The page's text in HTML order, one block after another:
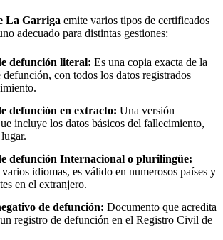
La Garriga emite varios tipos de certificados
adecuado para distintas gestiones:
defunción literal: Es una copia exacta de la
con todos los datos registrados
defunción en extracto: Una versión
incluye los datos básicos del fallecimiento,
defunción Internacional o plurilingüe:
idiomas, es válido en numerosos países y
en el extranjero.
de defunción: Documento que acredita
registro de defunción en el Registro Civil de